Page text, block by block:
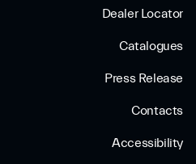
Dealer Locator
Catalogues
Press Release
Contacts
Accessibility